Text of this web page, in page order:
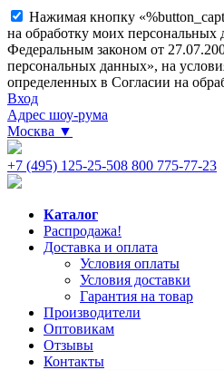
Нажимая кнопку
на обработку моих персональных
Федеральным законом от
персональных данных», на
определенных в Согласии на
Вход
Адрес шоу-рума
Москва ▼
+7 (495) 125-25-508 800 775-77-23
Каталог
Распродажа!
Доставка и оплата
Условия оплаты
Условия доставки
Гарантия на товар
Производители
Оптовикам
Отзывы
Контакты